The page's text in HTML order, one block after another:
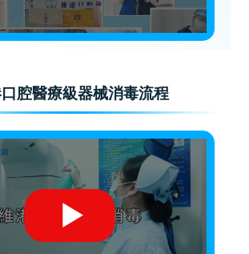
腔醫療級器械消毒流程